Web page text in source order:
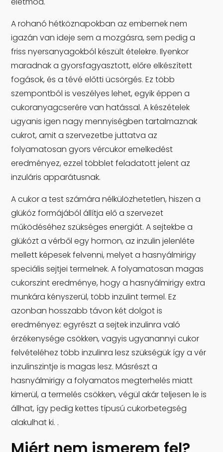
A rohanó hétköznapokban az embernek nem
igazán van ideje sem a mozgásra, sem pedig a
friss nyersanyagokból készült ételekre. Ilyenkor
maradnak a gyorsfagyasztott, előre elkészített
fogások, és a tévé előtti ücsörgés. Ez több
szempontból is veszélyes lehet, egyik éppen a
cukoranyagcserére van hatással. A készételek
ugyanis igen nagy mennyiségben tartalmaznak
cukrot, amit a szervezetbe juttatva az
folyamatosan gyors vércukor emelkedést
eredményez, ezzel többlet feladatott jelent az
inzuláris apparátusnak.
A cukor a test számára nélkülözhetetlen, hiszen a
glükóz formájából állítja elő a szervezet
működéséhez szükséges energiát. A sejtekbe a
glükózt a vérből egy hormon, az inzulin jelenléte
mellett képesek felvenni, melyet a hasnyálmirigy
speciális sejtjei termelnek. A folyamatosan magas
cukorszint eredménye, hogy a hasnyálmirigy extra
munkára kényszerül, több inzulint termel. Ez
azonban hosszabb távon két dolgot is
eredményez: egyrészt a sejtek inzulinra való
érzékenysége csökken, vagyis ugyanannyi cukor
felvételéhez több inzulinra lesz szükségük így a vér
inzulinszintje is magas lesz. Másrészt a
hasnyálmirigy a folyamatos megterhelés miatt
kimerül, a termelés csökken, végül akár teljesen le is
állhat, így pedig kettes típusú cukorbetegség
alakulhat ki. .